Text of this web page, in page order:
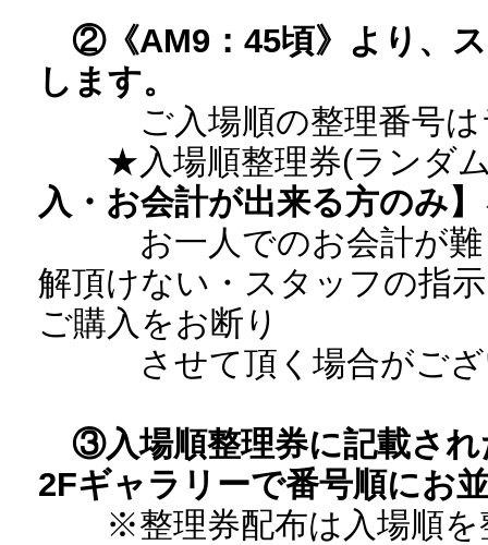
②《AM9：45頃》より、
します。
ご入場順の整理番号は
★入場順整理券(ランダム
入・お会計が出来る方のみ】
お一人でのお会計が難し
解頂けない・スタッフの指
ご購入をお断り
させて頂く場合がござ
③入場順整理券に記載さ
2Fギャラリーで番号順にお
※整理券配布は入場順を